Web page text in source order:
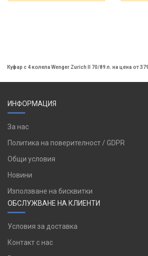
Куфар с 4 колела Wenger Zurich II 70/89 л. на цена от 379
ИНФОРМАЦИЯ
За нас
Политика на поверителност / GDPR
Общи условия
Новини
Използване на бисквитки
ОБСЛУЖВАНЕ НА КЛИЕНТИ
Условия за доставка
Контакт с нас